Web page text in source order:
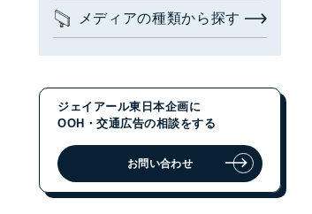
検索する
エリアから探す
駅名から探す
路線から探す
メディアの種類から探す
ジェイアール東日本企画に
OOH・交通広告の相談をする
お問い合わせ